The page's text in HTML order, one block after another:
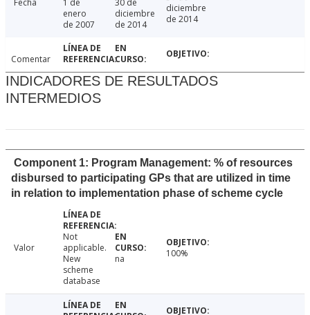
Fecha
1 de
enero
de 2007
30 de
diciembre
de 2014
diciembre
de 2014
Comentar
INDICADORES DE RESULTADOS
INTERMEDIOS
Component 1: Program Management: % of resources
disbursed to participating GPs that are utilized in time
in relation to implementation phase of scheme cycle
Valor
Not
applicable.
New
scheme
database
na 100%